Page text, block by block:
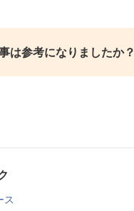
は参考になりましたか？
ス